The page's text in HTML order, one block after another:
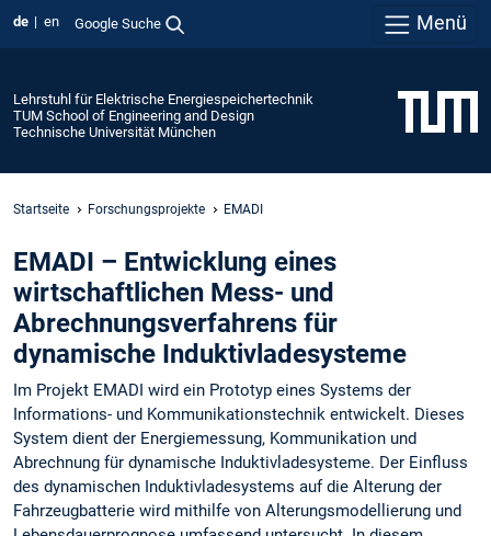
de en Google Suche Menü
Lehrstuhl für Elektrische Energiespeichertechnik
TUM School of Engineering and Design
Technische Universität München
Startseite Forschungsprojekte EMADI
EMADI – Entwicklung eines
wirtschaftlichen Mess- und
Abrechnungsverfahrens für
dynamische Induktivladesysteme
Im Projekt EMADI wird ein Prototyp eines Systems der
Informations- und Kommunikationstechnik entwickelt. Dieses
System dient der Energiemessung, Kommunikation und
Abrechnung für dynamische Induktivladesysteme. Der Einfluss
des dynamischen Induktivladesystems auf die Alterung der
Fahrzeugbatterie wird mithilfe von Alterungsmodellierung und